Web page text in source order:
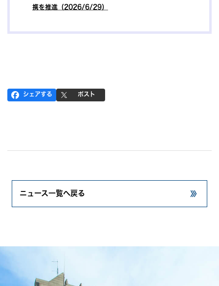
携を推進（2026/6/29）
シェアする ポスト
ニュース一覧へ戻る